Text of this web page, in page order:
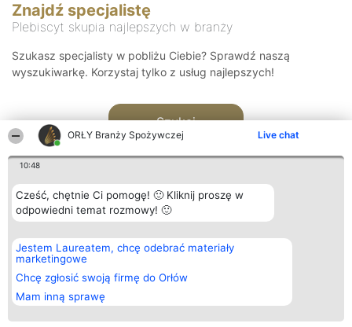
ORŁY Branży Spożywczej Live chat
10:48
Cześć, chętnie Ci pomogę! 🙂 Kliknij proszę w
odpowiedni temat rozmowy! 🙂
Jestem Laureatem, chcę odebrać materiały
marketingowe
Chcę zgłosić swoją firmę do Orłów
Mam inną sprawę
Znajdź specjalistę
Plebiscyt skupia najlepszych w branży
Szukasz specjalisty w pobliżu Ciebie? Sprawdź naszą
wyszukiwarkę. Korzystaj tylko z usług najlepszych!
Szukaj
Organizator plebiscytu
Bright Side Solutions sp. z o.
o. sp. k.
ul. Ruska 22
Wrocław 50-079
KRS 0000749100 | Regon
381313360 | NIP 8943132676
Plebiscyt
Laureaci
wszystkich
Laureatów
Regulamin
Kontakt
Kontakt